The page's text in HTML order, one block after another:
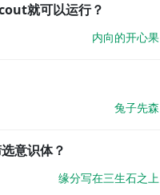
就可以运行？
内向的开心果
兔子先森
意识体？
缘分写在三生石之上